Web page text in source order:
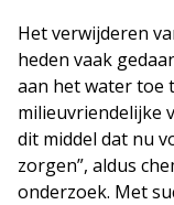
Het verwijderen
heden vaak
aan het water toe
milieuvriendelijke
dit middel dat nu
zorgen”, aldus
onderzoek. Met